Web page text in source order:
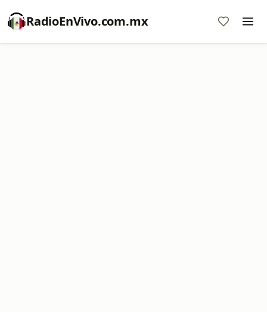
RadioEnVivo.com.mx